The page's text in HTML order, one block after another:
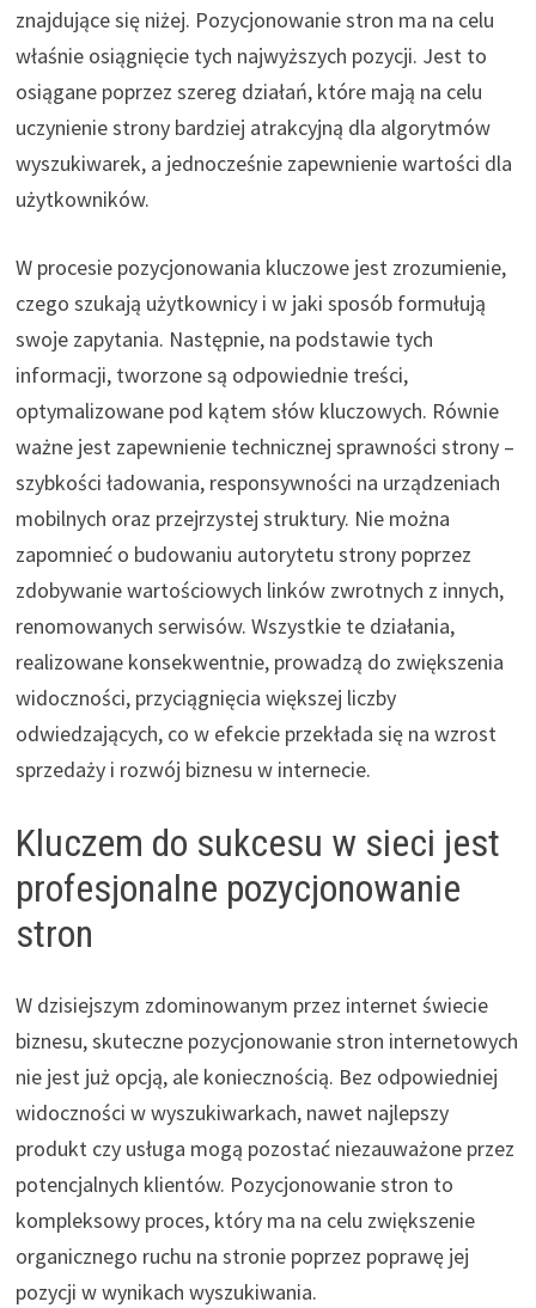
znajdujące się niżej. Pozycjonowanie stron ma na celu
właśnie osiągnięcie tych najwyższych pozycji. Jest to
osiągane poprzez szereg działań, które mają na celu
uczynienie strony bardziej atrakcyjną dla algorytmów
wyszukiwarek, a jednocześnie zapewnienie wartości dla
użytkowników.
W procesie pozycjonowania kluczowe jest zrozumienie,
czego szukają użytkownicy i w jaki sposób formułują
swoje zapytania. Następnie, na podstawie tych
informacji, tworzone są odpowiednie treści,
optymalizowane pod kątem słów kluczowych. Równie
ważne jest zapewnienie technicznej sprawności strony –
szybkości ładowania, responsywności na urządzeniach
mobilnych oraz przejrzystej struktury. Nie można
zapomnieć o budowaniu autorytetu strony poprzez
zdobywanie wartościowych linków zwrotnych z innych,
renomowanych serwisów. Wszystkie te działania,
realizowane konsekwentnie, prowadzą do zwiększenia
widoczności, przyciągnięcia większej liczby
odwiedzających, co w efekcie przekłada się na wzrost
sprzedaży i rozwój biznesu w internecie.
Kluczem do sukcesu w sieci jest
profesjonalne pozycjonowanie
stron
W dzisiejszym zdominowanym przez internet świecie
biznesu, skuteczne pozycjonowanie stron internetowych
nie jest już opcją, ale koniecznością. Bez odpowiedniej
widoczności w wyszukiwarkach, nawet najlepszy
produkt czy usługa mogą pozostać niezauważone przez
potencjalnych klientów. Pozycjonowanie stron to
kompleksowy proces, który ma na celu zwiększenie
organicznego ruchu na stronie poprzez poprawę jej
pozycji w wynikach wyszukiwania.